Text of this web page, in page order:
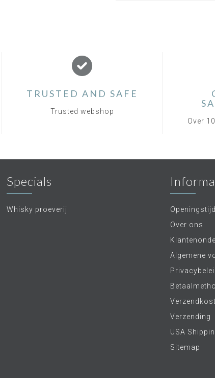
TRUSTED AND SAFE
Trusted webshop
Over
Specials
Whisky proeverij
Over ons
Algemene
Verzending
USA
Sitemap